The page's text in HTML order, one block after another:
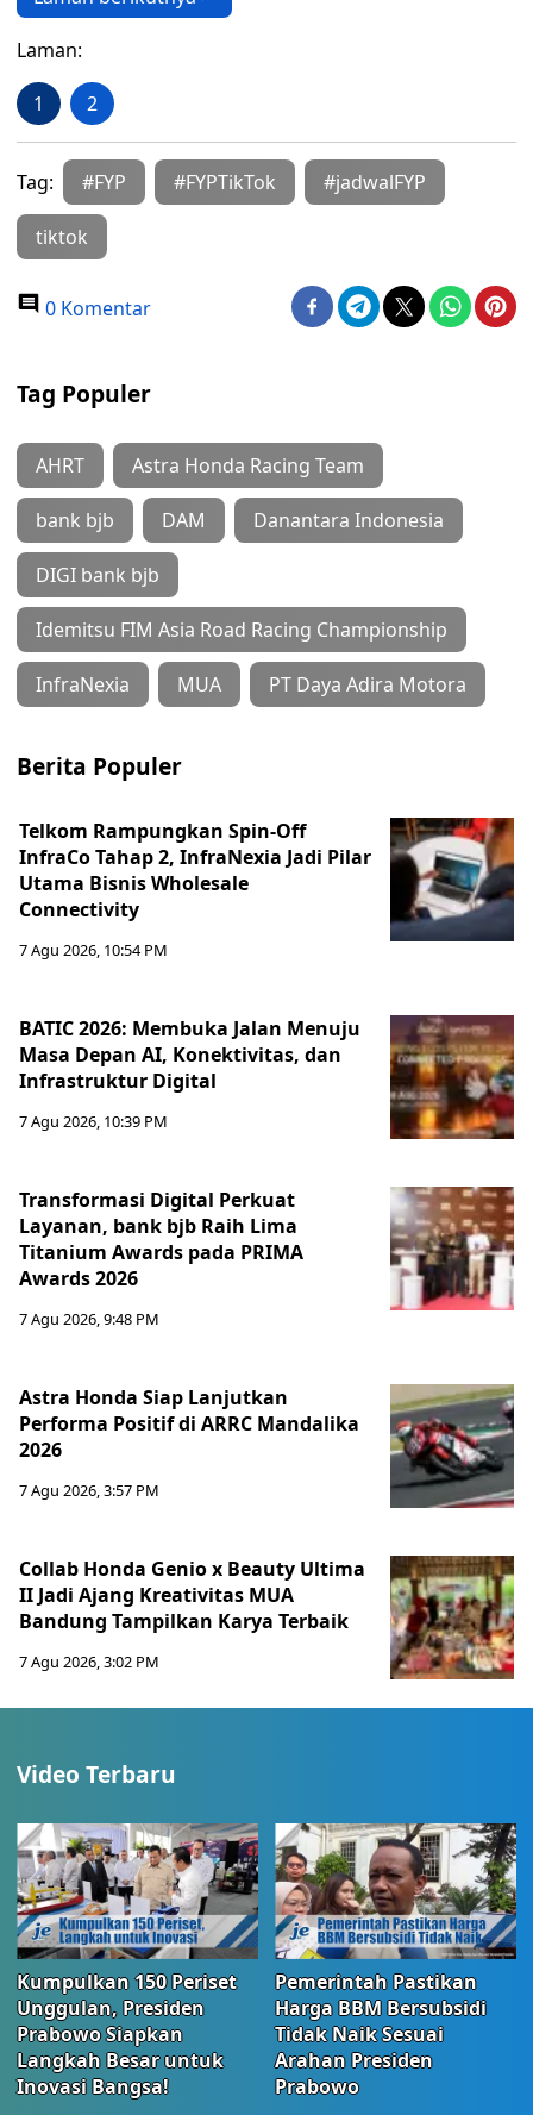
Laman:
1 2
Tag: #FYP #FYPTikTok #jadwalFYP
tiktok
0 Komentar
Tag Populer
AHRT Astra Honda Racing Team
bank bjb DAM Danantara Indonesia
DIGI bank bjb
Idemitsu FIM Asia Road Racing Championship
InfraNexia MUA PT Daya Adira Motora
Berita Populer
Telkom Rampungkan Spin-Off
InfraCo Tahap 2, InfraNexia Jadi Pilar
Utama Bisnis Wholesale
Connectivity
7 Agu 2026, 10:54 PM
BATIC 2026: Membuka Jalan Menuju
Masa Depan AI, Konektivitas, dan
Infrastruktur Digital
7 Agu 2026, 10:39 PM
Transformasi Digital Perkuat
Layanan, bank bjb Raih Lima
Titanium Awards pada PRIMA
Awards 2026
7 Agu 2026, 9:48 PM
Astra Honda Siap Lanjutkan
Performa Positif di ARRC Mandalika
2026
7 Agu 2026, 3:57 PM
Collab Honda Genio x Beauty Ultima
II Jadi Ajang Kreativitas MUA
Bandung Tampilkan Karya Terbaik
7 Agu 2026, 3:02 PM
Video Terbaru
Kumpulkan 150 Periset
Unggulan, Presiden
Prabowo Siapkan
Langkah Besar untuk
Inovasi Bangsa!
Pemerintah Pastikan
Harga BBM Bersubsidi
Tidak Naik Sesuai
Arahan Presiden
Prabowo